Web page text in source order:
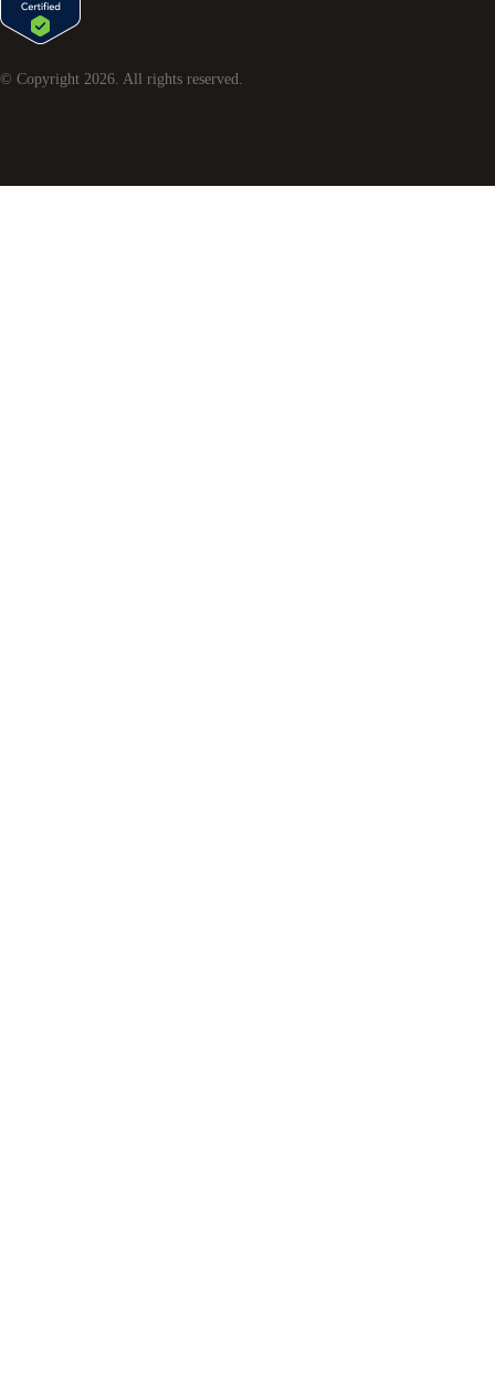
© Copyright 2026. All rights reserved.